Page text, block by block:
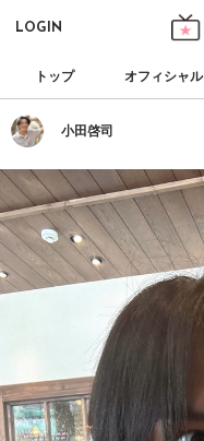
LOGIN
トップ オフィシャル
小田啓司